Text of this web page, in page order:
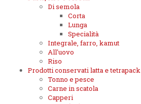
Di semola
Corta
Lunga
Specialità
Integrale, farro, kamut
All'uovo
Riso
Prodotti conservati latta e tetrapack
Tonno e pesce
Carne in scatola
Capperi